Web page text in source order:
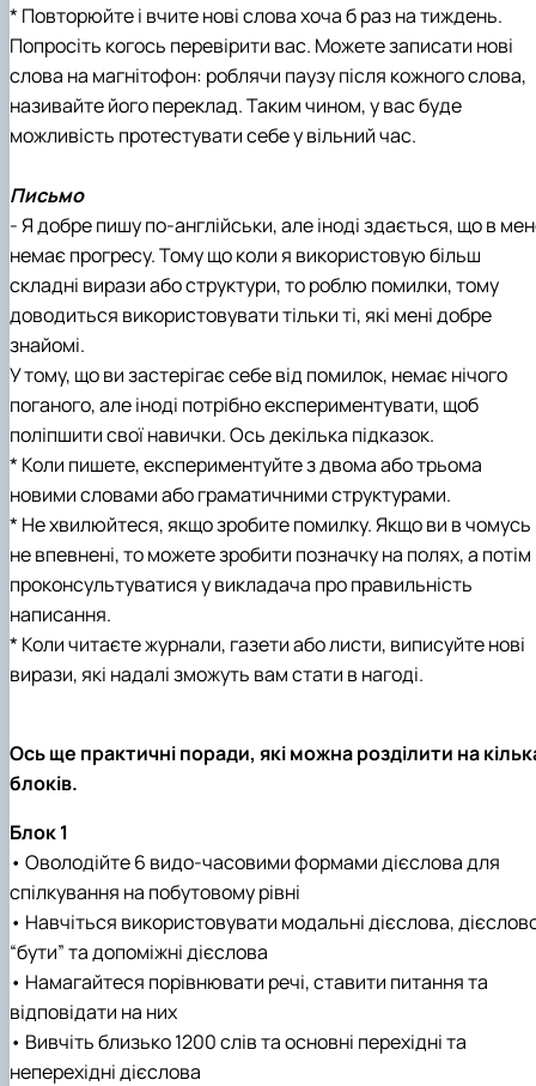
* Повторюйте і вчите нові слова хоча б раз на тиждень.
Попросіть когось перевірити вас. Можете записати нові
слова на магнітофон: роблячи паузу після кожного слова,
називайте його переклад. Таким чином, у вас буде
можливість протестувати себе у вільний час.
Письмо
- Я добре пишу по-англійськи, але іноді здається, що в
немає прогресу. Тому що коли я використовую більш
складні вирази або структури, то роблю помилки, тому
доводиться використовувати тільки ті, які мені добре
знайомі.
У тому, що ви застерігає себе від помилок, немає нічого
поганого, але іноді потрібно експериментувати, щоб
поліпшити свої навички. Ось декілька підказок.
* Коли пишете, експериментуйте з двома або трьома
новими словами або граматичними структурами.
* Не хвилюйтеся, якщо зробите помилку. Якщо ви в чомусь
не впевнені, то можете зробити позначку на полях, а потім
проконсультуватися у викладача про правильність
написання.
* Коли читаєте журнали, газети або листи, виписуйте нові
вирази, які надалі зможуть вам стати в нагоді.
Ось ще практичні поради, які можна розділити на
блоків.
Блок 1
• Оволодійте 6 видо-часовими формами дієслова для
спілкування на побутовому рівні
• Навчіться використовувати модальні дієслова,
“бути” та допоміжні дієслова
• Намагайтеся порівнювати речі, ставити питання та
відповідати на них
• Вивчіть близько 1200 слів та основні перехідні та
неперехідні дієслова